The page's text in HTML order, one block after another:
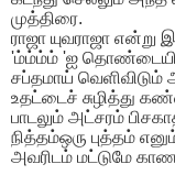
முத்திரை.
ராஜா யுவராஜா என்று
'ம்ம்ம்ம் 'ஐ
சப்தமாய் வெளிவிடும்
உதட்டைச் சுழித்து
பாடலும் அட்சரம்
நித்தம்ஒரு புத்தம்
அவரிடம் மட்டுமே காண